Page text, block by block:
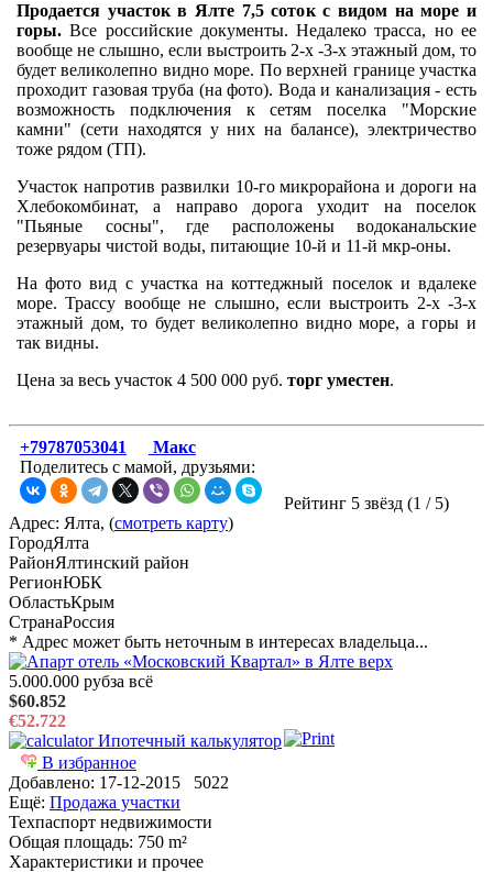
Продается участок в Ялте 7,5 соток с видом на море и
горы. Все российские документы. Недалеко трасса, но ее
вообще не слышно, если выстроить 2-х -3-х этажный дом, то
будет великолепно видно море. По верхней границе участка
проходит газовая труба (на фото). Вода и канализация - есть
возможность подключения к сетям поселка "Морские
камни" (сети находятся у них на балансе), электричество
тоже рядом (ТП).
Участок напротив развилки 10-го микрорайона и дороги на
Хлебокомбинат, а направо дорога уходит на поселок
"Пьяные сосны", где расположены водоканальские
резервуары чистой воды, питающие 10-й и 11-й мкр-оны.
На фото вид с участка на коттеджный поселок и вдалеке
море. Трассу вообще не слышно, если выстроить 2-х -3-х
этажный дом, то будет великолепно видно море, а горы и
так видны.
Цена за весь участок 4 500 000 руб. торг уместен.
+79787053041
Макс
Поделитесь с мамой, друзьями:
Рейтинг 5 звёзд (1 / 5)
Адрес: Ялта, (смотреть карту)
ГородЯлта
РайонЯлтинский район
РегионЮБК
ОбластьКрым
СтранаРоссия
* Адрес может быть неточным в интересах владельца...
5.000.000 рубза всё
$60.852
€52.722
Ипотечный калькулятор
В избранное
Добавлено: 17-12-2015 5022
Ещё: Продажа участки
Техпаспорт недвижимости
Общая площадь: 750 m²
Характеристики и прочее